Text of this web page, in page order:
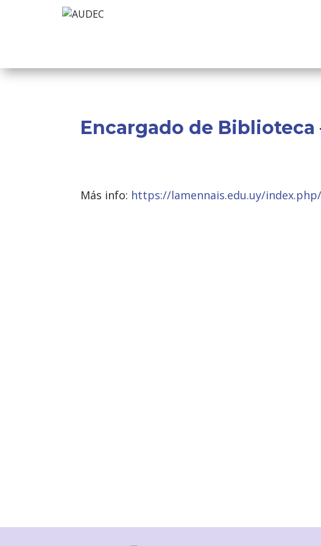
Encargado de Biblioteca
Más info: https://lamennais.edu.uy/